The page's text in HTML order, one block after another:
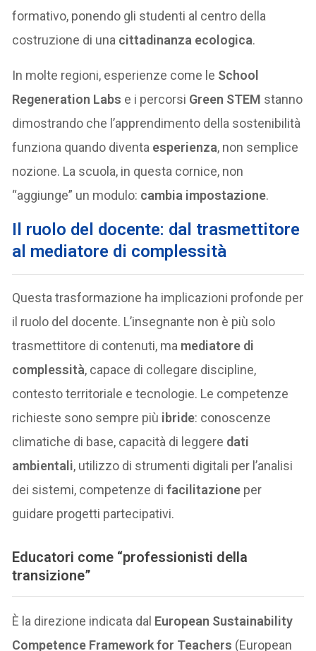
formativo, ponendo gli studenti al centro della
costruzione di una cittadinanza ecologica.
In molte regioni, esperienze come le School
Regeneration Labs e i percorsi Green STEM stanno
dimostrando che l’apprendimento della sostenibilità
funziona quando diventa esperienza, non semplice
nozione. La scuola, in questa cornice, non
“aggiunge” un modulo: cambia impostazione.
Il ruolo del docente: dal trasmettitore
al mediatore di complessità
Questa trasformazione ha implicazioni profonde per
il ruolo del docente. L’insegnante non è più solo
trasmettitore di contenuti, ma mediatore di
complessità, capace di collegare discipline,
contesto territoriale e tecnologie. Le competenze
richieste sono sempre più ibride: conoscenze
climatiche di base, capacità di leggere dati
ambientali, utilizzo di strumenti digitali per l’analisi
dei sistemi, competenze difacilitazione per
guidare progetti partecipativi.
Educatori come “professionisti della
transizione”
È la direzione indicata dal European Sustainability
Competence Framework for Teachers (European